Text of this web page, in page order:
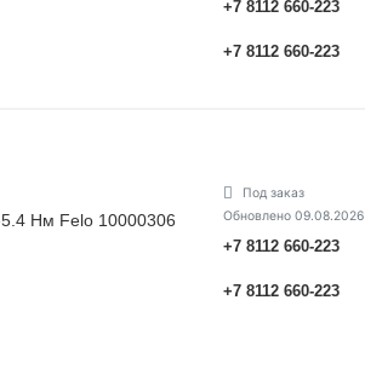
+7 8112 660-223
+7 8112 660-223
5.4 Нм Felo 10000306
Под заказ
Обновлено 09.08.2026
+7 8112 660-223
+7 8112 660-223